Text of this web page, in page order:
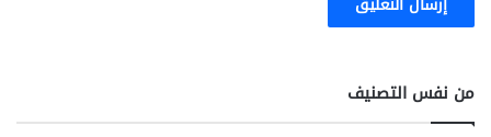
من نفس التصنيف